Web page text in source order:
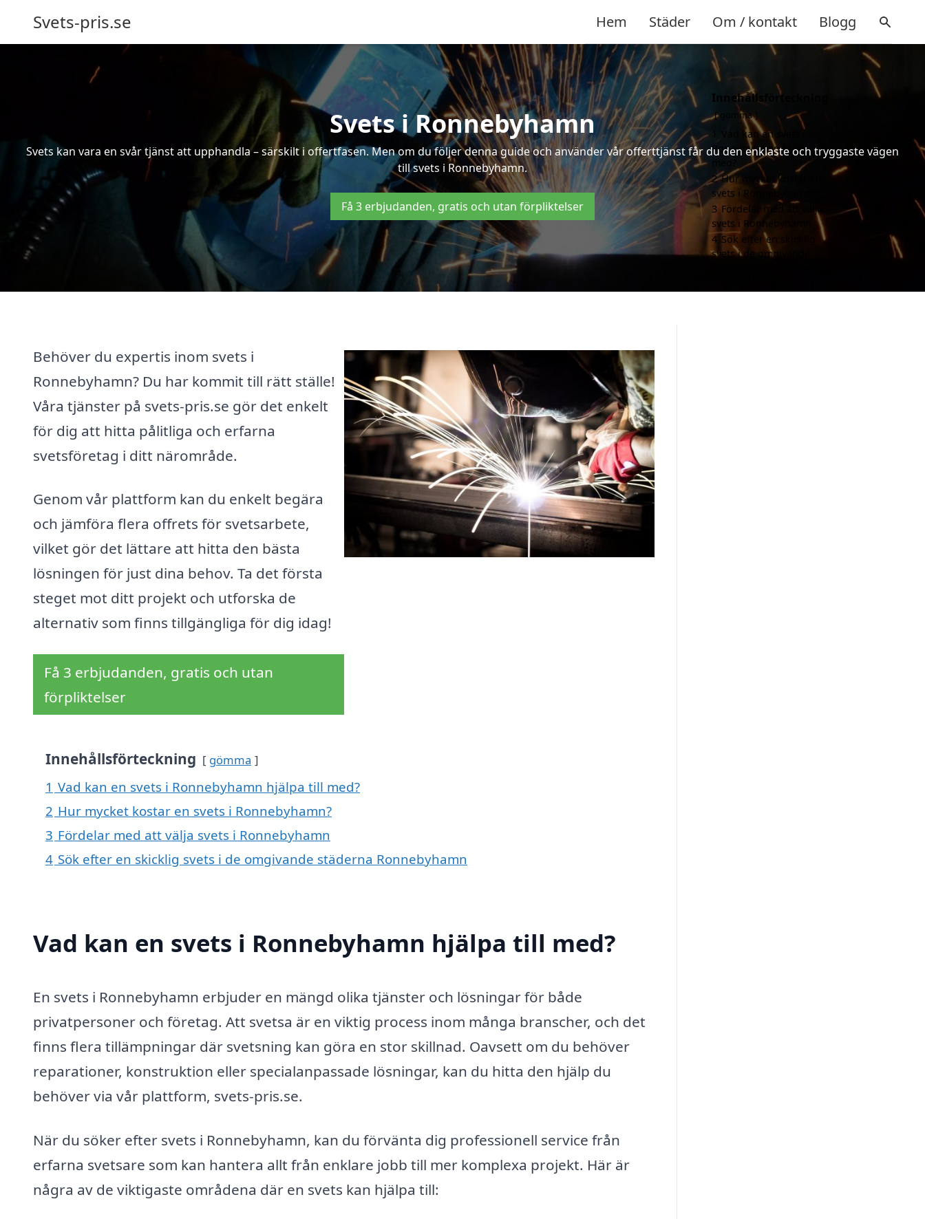
Svets-pris.se Hem Städer Om / kontakt Blogg
Svets i Ronnebyhamn
Svets kan vara en svår tjänst att upphandla – särskilt i offertfasen. Men om du följer denna guide och använder vår offerttjänst får du den enklaste och tryggaste vägen
till svets i Ronnebyhamn.
Få 3 erbjudanden, gratis och utan förpliktelser
Behöver du expertis inom svets i
Ronnebyhamn? Du har kommit till rätt ställe!
Våra tjänster på svets-pris.se gör det enkelt
för dig att hitta pålitliga och erfarna
svetsföretag i ditt närområde.
Genom vår plattform kan du enkelt begära
och jämföra flera offrets för svetsarbete,
vilket gör det lättare att hitta den bästa
lösningen för just dina behov. Ta det första
steget mot ditt projekt och utforska de
alternativ som finns tillgängliga för dig idag!
Få 3 erbjudanden, gratis och utan
förpliktelser
Innehållsförteckning gömma
1 Vad kan en svets i Ronnebyhamn hjälpa till med?
2 Hur mycket kostar en svets i Ronnebyhamn?
3 Fördelar med att välja svets i Ronnebyhamn
4 Sök efter en skicklig svets i de omgivande städerna Ronnebyhamn
Vad kan en svets i Ronnebyhamn hjälpa till med?
En svets i Ronnebyhamn erbjuder en mängd olika tjänster och lösningar för både
privatpersoner och företag. Att svetsa är en viktig process inom många branscher, och det
finns flera tillämpningar där svetsning kan göra en stor skillnad. Oavsett om du behöver
reparationer, konstruktion eller specialanpassade lösningar, kan du hitta den hjälp du
behöver via vår plattform, svets-pris.se.
När du söker efter svets i Ronnebyhamn, kan du förvänta dig professionell service från
erfarna svetsare som kan hantera allt från enklare jobb till mer komplexa projekt. Här är
några av de viktigaste områdena där en svets kan hjälpa till:
Innehållsförteckning
gömma
Vad kan en svets i
Ronnebyhamn hjälpa till
2 Hur mycket kostar en
svets i Ronnebyhamn?
3 Fördelar med att välja
svets i Ronnebyhamn
4 Sök efter en skicklig
svets i de omgivande